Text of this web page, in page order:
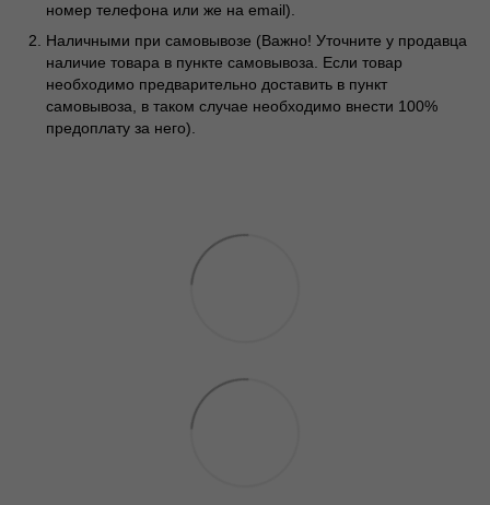
номер телефона или же на email).
Наличными при самовывозе (Важно! Уточните у продавца
наличие товара в пункте самовывоза. Если товар
необходимо предварительно доставить в пункт
самовывоза, в таком случае необходимо внести 100%
предоплату за него).